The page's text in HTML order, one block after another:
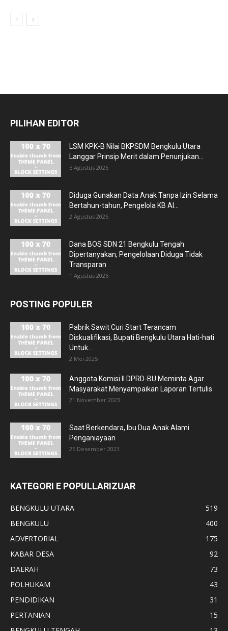
PILIHAN EDITOR
LSM KPK-B Nilai BKPSDM Bengkulu Utara
Langgar Prinsip Merit dalam Penunjukan...
5 Agustus 2026
Diduga Gunakan Data Anak Tanpa Izin Selama
Bertahun-tahun, Pengelola KB Al...
2 Agustus 2026
Dana BOS SDN 21 Bengkulu Tengah
Dipertanyakan, Pengelolaan Diduga Tidak
Transparan
1 Agustus 2026
POSTING POPULER
Pabrik Sawit Curi Start Terancam
Diskualifikasi, Bupati Bengkulu Utara Hati-hati
Untuk...
2 Mei 2025
Anggota Komisi II DPRD-BU Meminta Agar
Masyarakat Menyampaikan Laporan Tertulis
21 November 2023
Saat Berkendara, Ibu Dua Anak Alami
Penganiayaan
25 Desember 2023
KATEGORI E POPULLARIZUAR
BENGKULU UTARA
519
BENGKULU
400
ADVERTORIAL
175
KABAR DESA
92
DAERAH
73
POLHUKAM
43
PENDIDIKAN
31
PERTANIAN
15